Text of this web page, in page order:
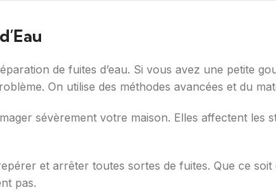
de fuites d’eau. Si vous avez une petite
On utilise des méthodes avancées et du
sévèrement votre maison. Elles affectent
et arrêter toutes sortes de fuites. Que ce
pas.